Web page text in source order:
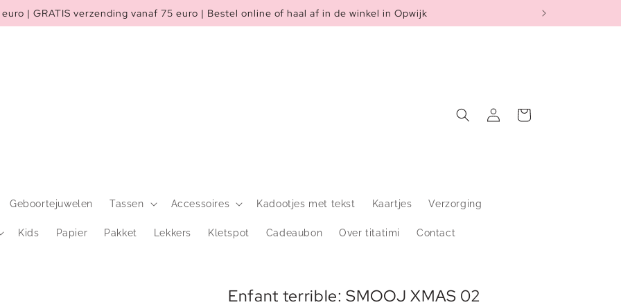
| GRATIS verzending vanaf 75 euro | Bestel online of haal af in de winkel in Opwijk
Geboortejuwelen Tassen Accessoires Kadootjes met tekst Kaartjes Verzorging
Kids Papier Pakket Lekkers Kletspot Cadeaubon Over titatimi Contact
Inloggen
Winkelwagen
Enfant terrible: SMOOJ XMAS 02